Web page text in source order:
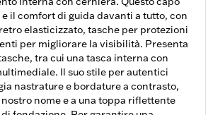
il comfort di guida davanti a tutto, con
elasticizzato, tasche per protezioni
per migliorare la visibilità. Presenta
tra cui una tasca interna con
Il suo stile per autentici
nastrature e bordature a contrasto,
nome e a una toppa riflettente